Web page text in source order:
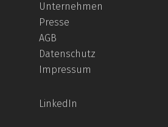
Unternehmen
Presse
AGB
Datenschutz
Impressum
LinkedIn